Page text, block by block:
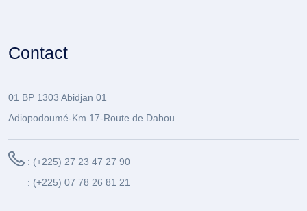
Contact
01 BP 1303 Abidjan 01
Adiopodoumé-Km 17-Route de Dabou
: (+225) 27 23 47 27 90
: (+225) 07 78 26 81 21